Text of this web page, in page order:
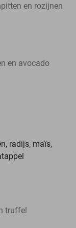
en rozijnen
en avocado
radijs, maïs,
truffel